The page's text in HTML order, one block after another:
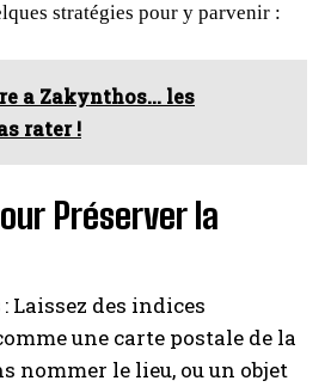
stratégies pour y parvenir :
a Zakynthos... les
rater !
Préserver la
: Laissez des indices
une carte postale de la
nommer le lieu, ou un objet